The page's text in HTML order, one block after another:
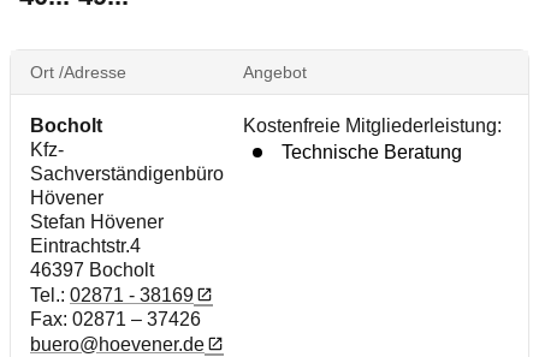
Ort /Adresse Angebot
Bocholt
Kfz-
Sachverständigenbüro
Hövener
Stefan Hövener
Eintrachtstr.4
46397 Bocholt
Tel.: 02871 - 38169
Fax: 02871 – 37426
buero@hoevener.de
Kostenfreie Mitgliederleistung:
Technische Beratung